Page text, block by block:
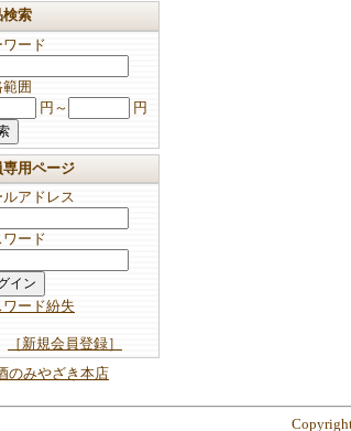
検索
ワード
囲
円～
円
専用ページ
ルアドレス
ード
ワード紛失
［新規会員登録］
のみやざき本店